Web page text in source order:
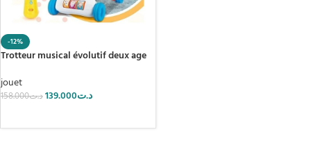
-12%
Trotteur musical évolutif deux age
jouet
د.ت158.000 د.ت139.000